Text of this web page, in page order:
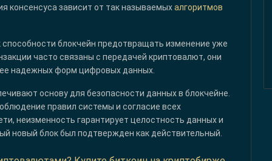
консенсуса зависит от так называемыхалгоритмов
блокчейн предотвращать изменение уже
часто связаны с передачей криптовалют, они
надежных форм цифровых данных.
основу для безопасности данных в блокчейне.
правил системы и согласие всех
неизменность гарантирует целостность данных и
новый блок был подтвержден как действительный.